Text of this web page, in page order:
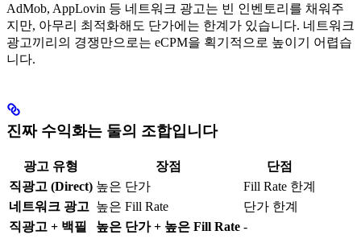
AdMob, AppLovin 등 네트워크 광고는 빈 인벤토리를 채워주
지만, 아무리 최적화해도 단가에는 한계가 있습니다. 네트워크
광고끼리의 경쟁만으로는 eCPM을 획기적으로 높이기 어렵습
니다.
진짜 수익화는 둘의 조합입니다
광고 유형 장점
단점
직광고 (Direct) 높은 단가
Fill Rate 한계
네트워크 광고 높은 Fill Rate
단가 한계
직광고 + 백필
높은 단가 + 높은 Fill Rate -